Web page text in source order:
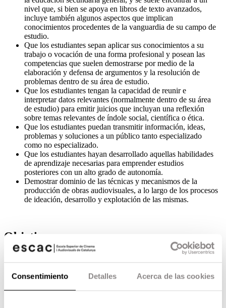
Consentimiento Detalles Acerca de las cookies
nivel que, si bien se apoya en libros de texto avanzados,
incluye también algunos aspectos que implican
conocimientos procedentes de la vanguardia de su campo de
estudio.
Que los estudiantes sepan aplicar sus conocimientos a su
trabajo o vocación de una forma profesional y posean las
competencias que suelen demostrarse por medio de la
elaboración y defensa de argumentos y la resolución de
problemas dentro de su área de estudio.
Que los estudiantes tengan la capacidad de reunir e
interpretar datos relevantes (normalmente dentro de su área
de estudio) para emitir juicios que incluyan una reflexión
sobre temas relevantes de índole social, científica o ética.
Que los estudiantes puedan transmitir información, ideas,
problemas y soluciones a un público tanto especializado
como no especializado.
Que los estudiantes hayan desarrollado aquellas habilidades
de aprendizaje necesarias para emprender estudios
posteriores con un alto grado de autonomía.
Demostrar dominio de las técnicas y mecanismos de la
producción de obras audiovisuales, a lo largo de los procesos
de ideación, desarrollo y explotación de las mismas.
Objetivos
de cualquier proyecto audiovisual.
tareas de los integrantes del departamento de producción de